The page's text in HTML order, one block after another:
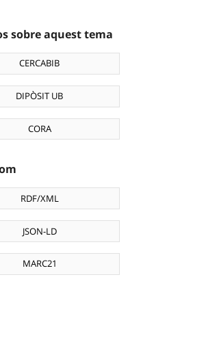
sobre aquest tema
CERCABIB
DIPÒSIT UB
CORA
RDF/XML
JSON-LD
MARC21